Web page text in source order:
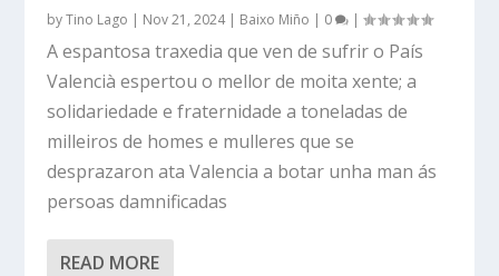
byTino Lago | Nov 21, 2024| Baixo Miño | 0 |
A espantosa traxedia que ven de sufrir o País
Valencià espertou o mellor de moita xente; a
solidariedade e fraternidade a toneladas de
milleiros de homes e mulleres que se
desprazaron ata Valencia a botar unha man ás
persoas damnificadas
READ MORE